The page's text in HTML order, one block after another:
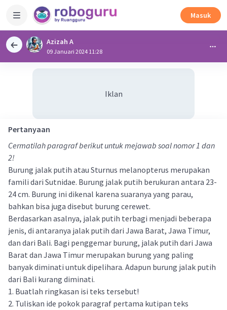
Masuk
Azizah A
09 Januari 2024 11:28
Iklan
Pertanyaan
Cermatilah paragraf berikut untuk mejawab soal nomor 1 dan
2!
Burung jalak putih atau Sturnus melanopterus merupakan
famili dari Sutnidae. Burung jalak putih berukuran antara 23-
24 cm. Burung ini dikenal karena suaranya yang parau,
bahkan bisa juga disebut burung cerewet.
Berdasarkan asalnya, jalak putih terbagi menjadi beberapa
jenis, di antaranya jalak putih dari Jawa Barat, Jawa Timur,
dan dari Bali. Bagi penggemar burung, jalak putih dari Jawa
Barat dan Jawa Timur merupakan burung yang paling
banyak diminati untuk dipelihara. Adapun burung jalak putih
dari Bali kurang diminati.
1. Buatlah ringkasan isi teks tersebut!
2. Tuliskan ide pokok paragraf pertama kutipan teks